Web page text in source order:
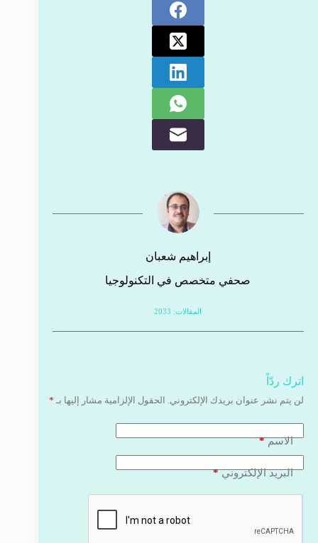
إبراهيم شعبان
صحفي متخصص في التكنولوجيا
المقالات: 2033
اترك ردّاً
لن يتم نشر عنوان بريدك الإلكتروني. الحقول الإلزامية مشار إليها بـ *
الاسم*
البريد الإلكتروني*